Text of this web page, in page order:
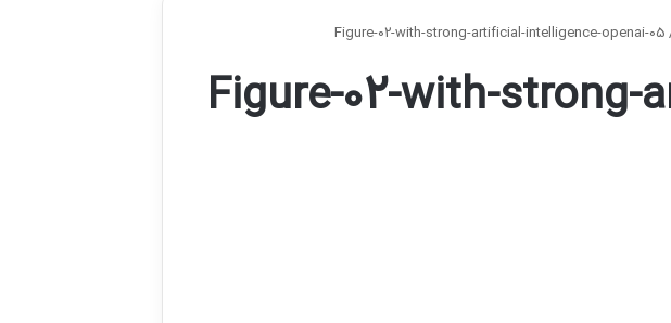
Figure-02-with-strong-artificial-intelligence-openai-05
Figure-02-with-